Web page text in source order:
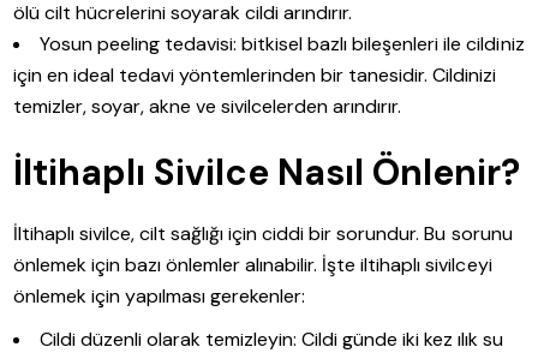
ölü cilt hücrelerini soyarak cildi arındırır.
Yosun peeling tedavisi: bitkisel bazlı bileşenleri ile cildiniz
için en ideal tedavi yöntemlerinden bir tanesidir. Cildinizi
temizler, soyar, akne ve sivilcelerden arındırır.
İltihaplı Sivilce Nasıl Önlenir?
İltihaplı sivilce, cilt sağlığı için ciddi bir sorundur. Bu sorunu
önlemek için bazı önlemler alınabilir. İşte iltihaplı sivilceyi
önlemek için yapılması gerekenler:
Cildi düzenli olarak temizleyin: Cildi günde iki kez ılık su